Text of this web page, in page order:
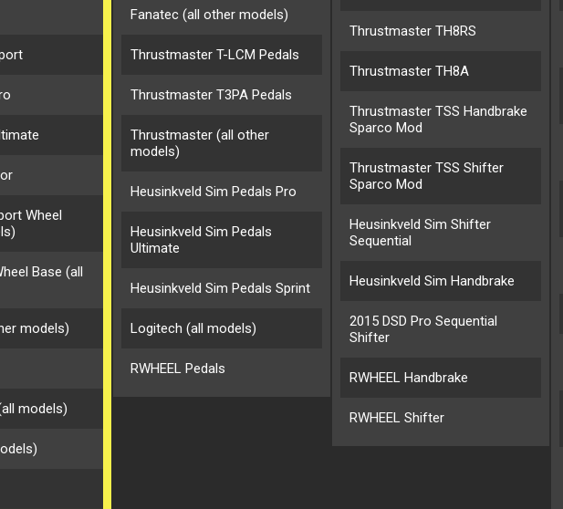
Wheel
Base (all
models)
models)
Fanatec (all other models)
Thrustmaster T-LCM Pedals
Thrustmaster T3PA Pedals
Thrustmaster (all other
models)
Heusinkveld Sim Pedals Pro
Heusinkveld Sim Pedals
Ultimate
Heusinkveld Sim Pedals Sprint
Logitech (all models)
RWHEEL Pedals
Thrustmaster TH8RS
Thrustmaster TH8A
Thrustmaster TSS Handbrake
Sparco Mod
Thrustmaster TSS Shifter
Sparco Mod
Heusinkveld Sim Shifter
Sequential
Heusinkveld Sim Handbrake
2015 DSD Pro Sequential
Shifter
RWHEEL Handbrake
RWHEEL Shifter